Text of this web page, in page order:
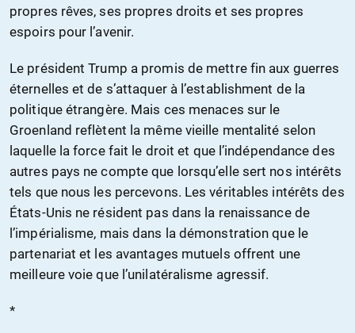
propres rêves, ses propres droits et ses propres
espoirs pour l’avenir.
Le président Trump a promis de mettre fin aux guerres
éternelles et de s’attaquer à l’establishment de la
politique étrangère. Mais ces menaces sur le
Groenland reflètent la même vieille mentalité selon
laquelle la force fait le droit et que l’indépendance des
autres pays ne compte que lorsqu’elle sert nos intérêts
tels que nous les percevons. Les véritables intérêts des
États-Unis ne résident pas dans la renaissance de
l’impérialisme, mais dans la démonstration que le
partenariat et les avantages mutuels offrent une
meilleure voie que l’unilatéralisme agressif.
*